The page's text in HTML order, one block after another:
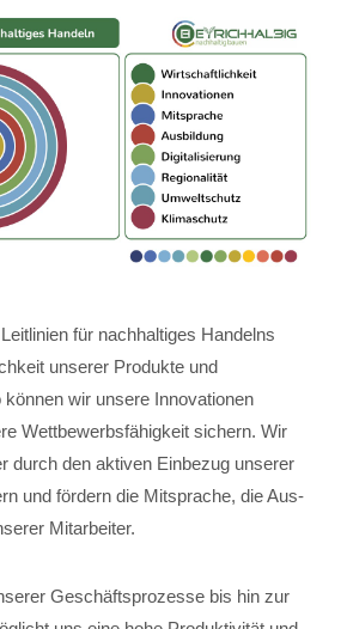
für nachhaltiges Handelns
unserer Produkte und
wir unsere Innovationen
Wettbewerbsfähigkeit sichern. Wir
durch den aktiven Einbezug unserer
und fördern die Mitsprache, die Aus-
Mitarbeiter.
Geschäftsprozesse bis hin zur